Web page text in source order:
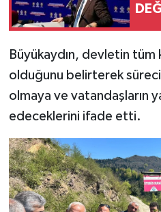
Büyükaydın, devletin tüm
olduğunu belirterek
olmaya ve vatandaşların
edeceklerini ifade etti.